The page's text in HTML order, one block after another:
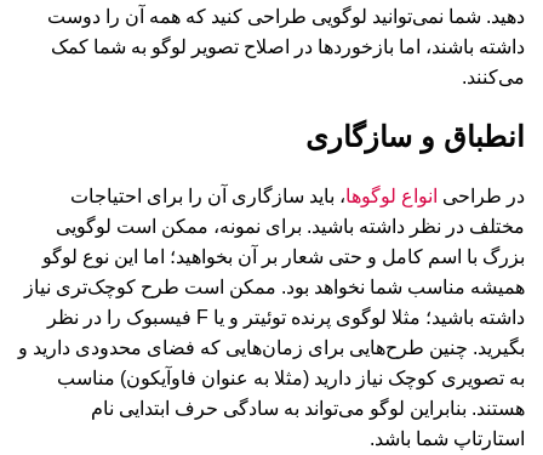
دهید. شما نمی‌توانید لوگویی طراحی کنید که همه آن را دوست
داشته باشند، اما بازخوردها در اصلاح تصویر لوگو به شما کمک
می‌کنند.
انطباق و سازگاری
در طراحی انواع لوگوها، باید سازگاری آن را برای احتیاجات
مختلف در نظر داشته باشید. برای نمونه، ممکن است لوگویی
بزرگ با اسم کامل و حتی شعار بر آن بخواهید؛ اما این نوع لوگو
همیشه مناسب شما نخواهد بود. ممکن است طرح کوچک‌تری نیاز
داشته باشید؛ مثلا لوگوی پرنده توئیتر و یا F فیسبوک را در نظر
بگیرید. چنین طرح‌هایی برای زمان‌هایی که فضای محدودی دارید و
به تصویری کوچک نیاز دارید (مثلا به عنوان فاوآیکون) مناسب
هستند. بنابراین لوگو می‌تواند به سادگی حرف ابتدایی نام
استارتاپ شما باشد.